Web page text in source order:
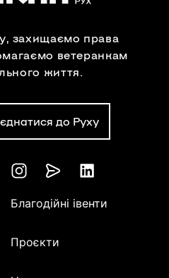
захищаємо права
ветеранкам
життя.
до Руху
Благодійні івенти
Проєкти